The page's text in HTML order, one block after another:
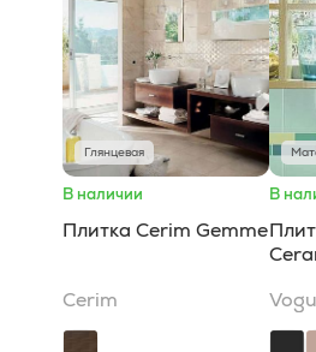
Глянцевая
В наличии
Плитка Cerim Gemme
Cerim
В